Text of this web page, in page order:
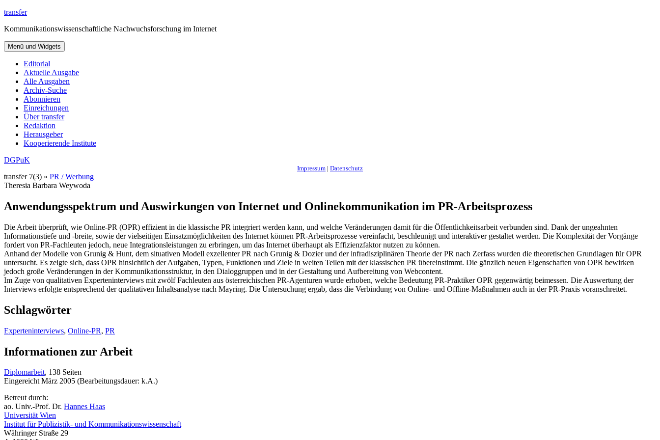
Zum
springen
transfer
Kommunikationswissenschaftliche Nachwuchsforschung im Internet
Menü und Widgets
Editorial
Aktuelle Ausgabe
Alle Ausgaben
Archiv-Suche
Abonnieren
Einreichungen
Über transfer
Redaktion
Herausgeber
Kooperierende Institute
DGPuK
Impressum | Datenschutz
transfer 7(3) » PR / Werbung
Theresia Barbara Weywoda
Anwendungsspektrum und Auswirkungen von Internet und Onlinekommunikation im PR-Arbeitsprozess
Die Arbeit überprüft, wie Online-PR (OPR) effizient in die klassische PR integriert werden kann, und welche Veränderungen damit für die Öffentlichkeitsarbeit verbunden sind. Dank der ungeahnten
Informationstiefe und -breite, sowie der vielseitigen Einsatzmöglichkeiten des Internet können PR-Arbeitsprozesse vereinfacht, beschleunigt und interaktiver gestaltet werden. Die Komplexität der Vorgänge
fordert von PR-Fachleuten jedoch, neue Integrationsleistungen zu erbringen, um das Internet überhaupt als Effizienzfaktor nutzen zu können.
Anhand der Modelle von Grunig & Hunt, dem situativen Modell exzellenter PR nach Grunig & Dozier und der infradisziplinären Theorie der PR nach Zerfass wurden die theoretischen Grundlagen für OPR
untersucht. Es zeigte sich, dass OPR hinsichtlich der Aufgaben, Typen, Funktionen und Ziele in weiten Teilen mit der klassischen PR übereinstimmt. Die gänzlich neuen Eigenschaften von OPR bewirken
jedoch große Veränderungen in der Kommunikationsstruktur, in den Dialoggruppen und in der Gestaltung und Aufbereitung von Webcontent.
Im Zuge von qualitativen Experteninterviews mit zwölf Fachleuten aus österreichischen PR-Agenturen wurde erhoben, welche Bedeutung PR-Praktiker OPR gegenwärtig beimessen. Die Auswertung der
Interviews erfolgte entsprechend der qualitativen Inhaltsanalyse nach Mayring. Die Untersuchung ergab, dass die Verbindung von Online- und Offline-Maßnahmen auch in der PR-Praxis voranschreitet.
Schlagwörter
Experteninterviews, Online-PR, PR
Informationen zur Arbeit
Diplomarbeit, 138 Seiten
Eingereicht März 2005 (Bearbeitungsdauer: k.A.)
Betreut durch:
ao. Univ.-Prof. Dr. Hannes Haas
Universität Wien
Institut für Publizistik- und Kommunikationswissenschaft
Währinger Straße 29